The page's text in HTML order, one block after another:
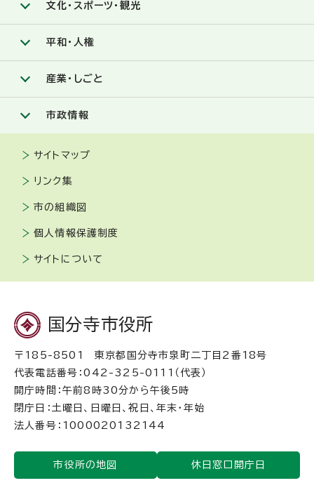
文化・スポーツ・観光
平和・人権
産業・しごと
市政情報
サイトマップ
リンク集
市の組織図
個人情報保護制度
サイトについて
国分寺市役所
〒185-8501 東京都国分寺市泉町二丁目2番18号
代表電話番号：042-325-0111（代表）
開庁時間：午前8時30分から午後5時
閉庁日：土曜日、日曜日、祝日、年末・年始
法人番号：1000020132144
市役所の地図 休日窓口開庁日